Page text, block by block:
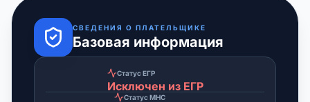
СВЕДЕНИЯ О ПЛАТЕЛЬЩИКЕ
Базовая информация
Статус ЕГР
Исключен из ЕГР
Статус МНС